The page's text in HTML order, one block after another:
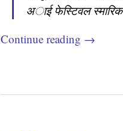
अाई फेस्टिवल
Continue reading →